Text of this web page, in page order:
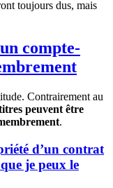
toujours dus, mais
compte-
Contrairement au
peuvent être
.
d’un contrat
je peux le